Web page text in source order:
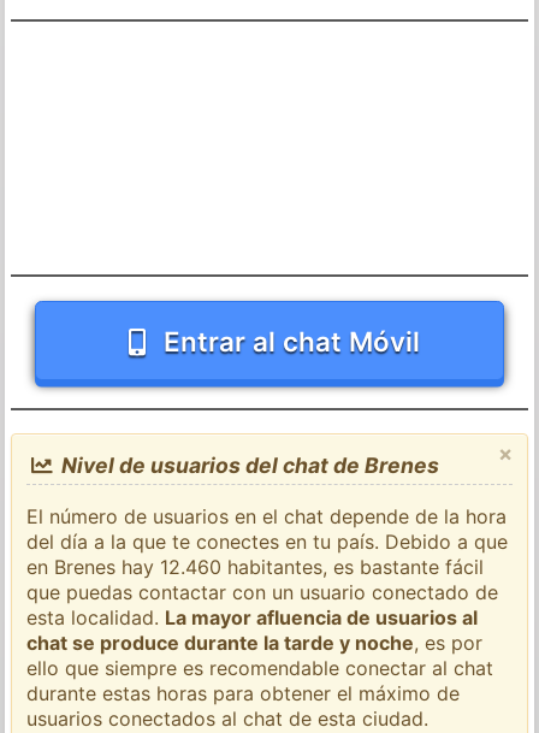
Entrar al chat Móvil
×
Nivel de usuarios del chat de Brenes
El número de usuarios en el chat depende de la hora
del día a la que te conectes en tu país. Debido a que
en Brenes hay 12.460 habitantes, es bastante fácil
que puedas contactar con un usuario conectado de
esta localidad. La mayor afluencia de usuarios al
chat se produce durante la tarde y noche, es por
ello que siempre es recomendable conectar al chat
durante estas horas para obtener el máximo de
usuarios conectados al chat de esta ciudad.